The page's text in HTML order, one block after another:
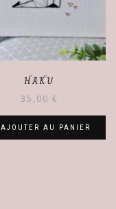
HAKU
35,00 €
AJOUTER AU PANIER